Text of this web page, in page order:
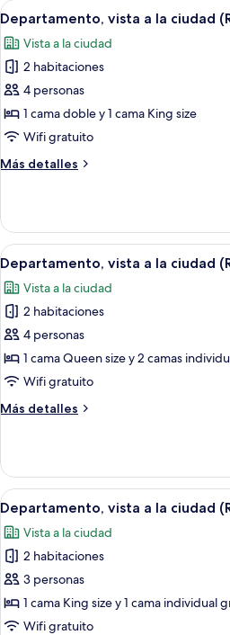
a
ciudad
Abrir
todas
las
fotos
de
Departamento,
vista
la
2)
5
Departamento, vista a la ciudad
Vista a la ciudad
2 habitaciones
4 personas
1 cama doble y 1 cama King size
Wifi gratuito
Más detalles
Más
vista
la
ciudad
(Room
2)
Abrir
todas
las
fotos
de
Departamento,
vista
la
3)
6
Departamento, vista a la ciudad
Vista a la ciudad
2 habitaciones
4 personas
1 cama Queen size y 2 camas
Wifi gratuito
Más detalles
Más
vista
la
ciudad
(Room
3)
Abrir
todas
las
fotos
de
Departamento,
vista
8
Departamento, vista a la ciudad
Vista a la ciudad
2 habitaciones
3 personas
1 cama King size y 1 cama individual
Wifi gratuito